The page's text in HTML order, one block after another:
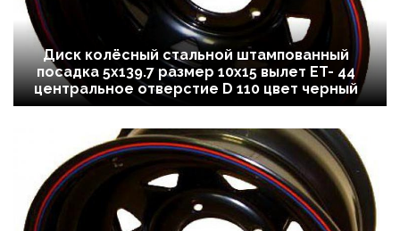
Диск колёсный стальной штампованный
посадка 5x139.7 размер 10х15 вылет ET- 44
центральное отверстие D 110 цвет черный